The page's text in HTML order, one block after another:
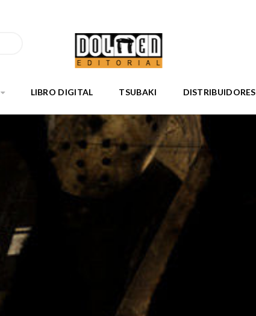
LIBRO DIGITAL TSUBAKI DISTRIBUIDORES